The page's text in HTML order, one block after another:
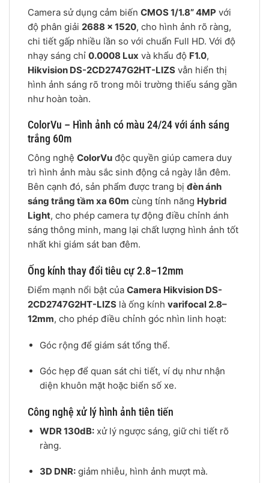
Camera sử dụng cảm biến CMOS 1/1.8” 4MP với
độ phân giải 2688 × 1520, cho hình ảnh rõ ràng,
chi tiết gấp nhiều lần so với chuẩn Full HD. Với độ
nhạy sáng chỉ 0.0008 Lux và khẩu độ F1.0,
Hikvision DS-2CD2747G2HT-LIZS vẫn hiển thị
hình ảnh sáng rõ trong môi trường thiếu sáng gần
như hoàn toàn.
ColorVu – Hình ảnh có màu 24/24 với ánh sáng
trắng 60m
Công nghệ ColorVu độc quyền giúp camera duy
trì hình ảnh màu sắc sinh động cả ngày lẫn đêm.
Bên cạnh đó, sản phẩm được trang bị đèn ánh
sáng trắng tầm xa 60m cùng tính năng Hybrid
Light, cho phép camera tự động điều chỉnh ánh
sáng thông minh, mang lại chất lượng hình ảnh tốt
nhất khi giám sát ban đêm.
Ống kính thay đổi tiêu cự 2.8–12mm
Điểm mạnh nổi bật của Camera Hikvision DS-
2CD2747G2HT-LIZS là ống kính varifocal 2.8–
12mm, cho phép điều chỉnh góc nhìn linh hoạt:
Góc rộng để giám sát tổng thể.
Góc hẹp để quan sát chi tiết, ví dụ như nhận
diện khuôn mặt hoặc biển số xe.
Công nghệ xử lý hình ảnh tiên tiến
WDR 130dB:xử lý ngược sáng, giữ chi tiết rõ
ràng.
3D DNR:giảm nhiễu, hình ảnh mượt mà.